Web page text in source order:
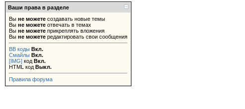
Ваши права в разделе
Вы не можете создавать новые темы
Вы не можете отвечать в темах
Вы не можете прикреплять вложения
Вы не можете редактировать свои сообщения
BB коды Вкл.
Смайлы Вкл.
[IMG] код Вкл.
HTML код Выкл.
Правила форума